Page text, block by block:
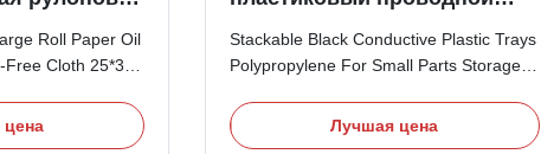
от пыли
бумага
Roll Paper Oil
Cloth 25*38
industrial
that
полипропилен подноса для
небольшого хранения
Stackable Black Conductive Plastic Trays
Polypropylene For Small Parts Storage
Polypropylene for Small Parts Storage 2,
Smooth base and inner walls, stackable,
Лучшая цена